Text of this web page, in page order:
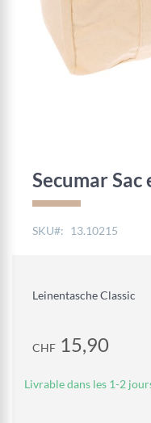
Secumar
SKU 13.10215
Leinentasche Classic
CHF 15,90
Livrable dans les 1-2
beginning
images